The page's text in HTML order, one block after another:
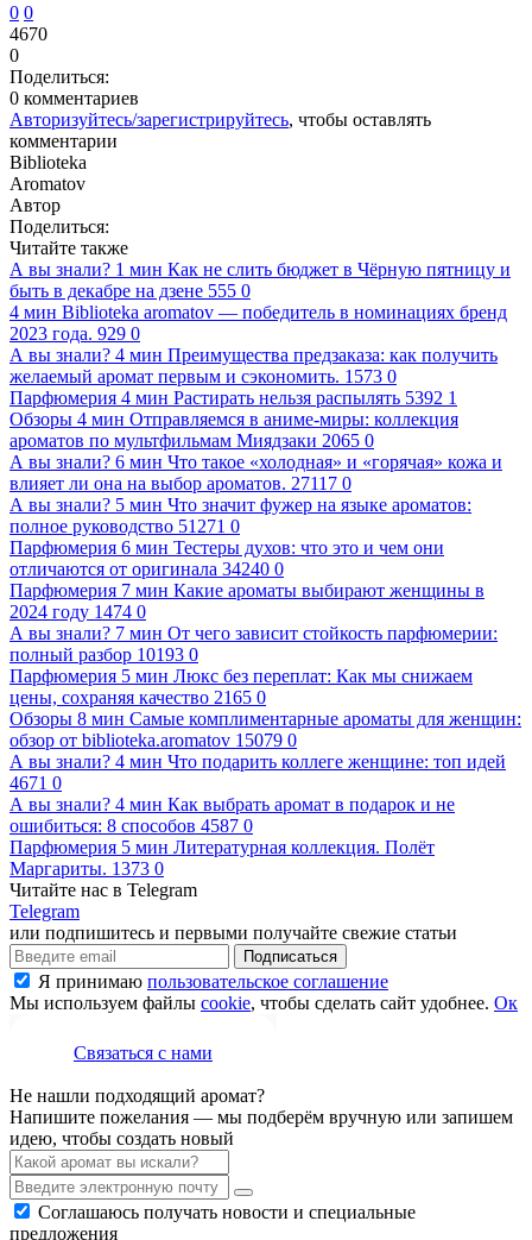
0 0
4670
0
Поделиться:
0 комментариев
Авторизуйтесь/зарегистрируйтесь, чтобы оставлять
комментарии
Biblioteka
Aromatov
Автор
Поделиться:
Читайте также
А вы знали? 1 мин Как не слить бюджет в Чёрную пятницу и
быть в декабре на дзене 555 0
4 мин Biblioteka aromatov — победитель в номинациях бренд
2023 года. 929 0
А вы знали? 4 мин Преимущества предзаказа: как получить
желаемый аромат первым и сэкономить. 1573 0
Парфюмерия 4 мин Растирать нельзя распылять 5392 1
Обзоры 4 мин Отправляемся в аниме-миры: коллекция
ароматов по мультфильмам Миядзаки 2065 0
А вы знали? 6 мин Что такое «холодная» и «горячая» кожа и
влияет ли она на выбор ароматов. 27117 0
А вы знали? 5 мин Что значит фужер на языке ароматов:
полное руководство 51271 0
Парфюмерия 6 мин Тестеры духов: что это и чем они
отличаются от оригинала 34240 0
Парфюмерия 7 мин Какие ароматы выбирают женщины в
2024 году 1474 0
А вы знали? 7 мин От чего зависит стойкость парфюмерии:
полный разбор 10193 0
Парфюмерия 5 мин Люкс без переплат: Как мы снижаем
цены, сохраняя качество 2165 0
Обзоры 8 мин Самые комплиментарные ароматы для женщин:
обзор от biblioteka.aromatov 15079 0
А вы знали? 4 мин Что подарить коллеге женщине: топ идей
4671 0
А вы знали? 4 мин Как выбрать аромат в подарок и не
ошибиться: 8 способов 4587 0
Парфюмерия 5 мин Литературная коллекция. Полёт
Маргариты. 1373 0
Читайте нас в Telegram
Telegram
или подпишитесь и первыми получайте свежие статьи
Подписаться
Я принимаю пользовательское соглашение
Мы используем файлы cookie, чтобы сделать сайт удобнее. Ок
Связаться с нами
Не нашли подходящий аромат?
Напишите пожелания — мы подберём вручную или запишем
идею, чтобы создать новый
Соглашаюсь получать новости и специальные
предложения